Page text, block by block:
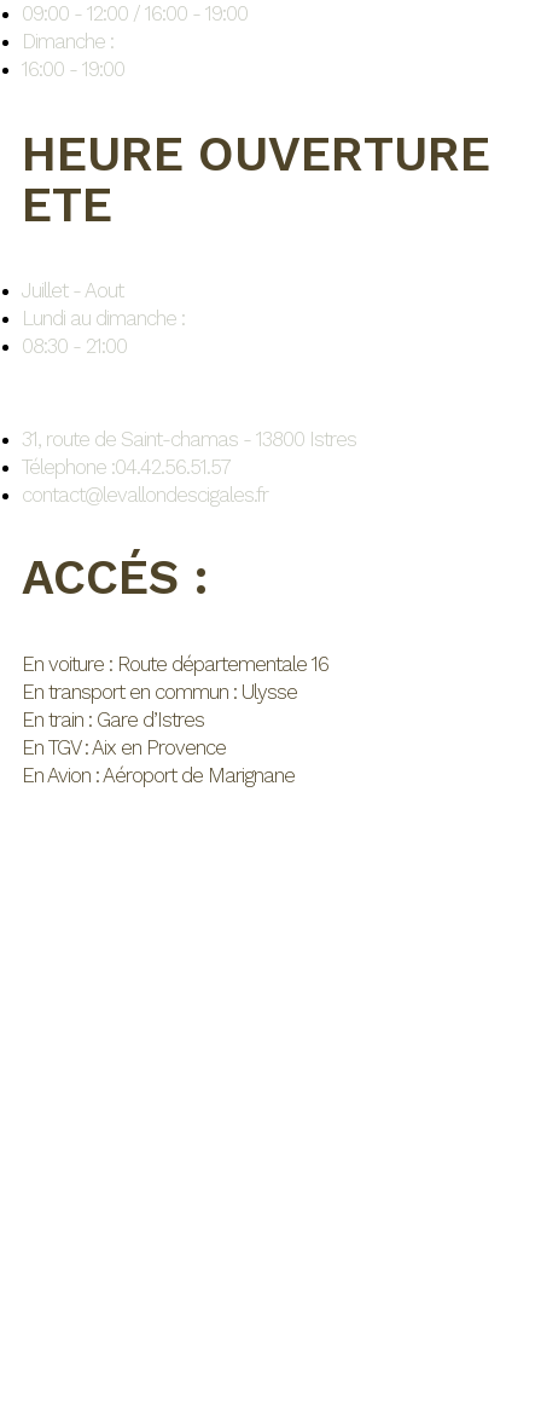
09:00 - 12:00 / 16:00 - 19:00
Dimanche :
16:00 - 19:00
HEURE OUVERTURE
ETE
Juillet - Aout
Lundi au dimanche :
08:30 - 21:00
31, route de Saint-chamas - 13800 Istres
Télephone :04.42.56.51.57
contact@levallondescigales.fr
ACCÉS :
En voiture : Route départementale 16
En transport en commun : Ulysse
En train : Gare d’Istres
En TGV : Aix en Provence
En Avion : Aéroport de Marignane